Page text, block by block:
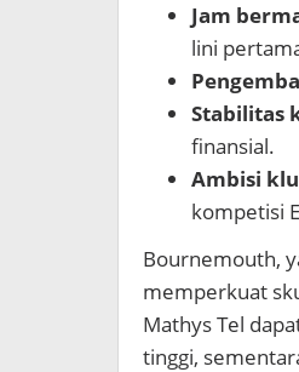
Jam
lini
Stabilitas
finansial.
Ambisi
kompetisi
Bournemouth,
memperkuat
Mathys Tel
tinggi,